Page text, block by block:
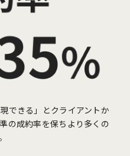
できる」とクライアントか
の成約率を保ちより多くの